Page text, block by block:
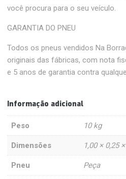
você procura para o seu veículo.
GARANTIA DO PNEU
Todos os pneus vendidos Na
originais das fábricas, com nota
e 5 anos de garantia contra
Informação adicional
Peso 10 kg
Dimensões 1,00 × 0,25
Pneu Peça